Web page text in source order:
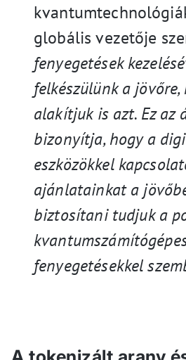
globális vezetője
fenyegetések
felkészülünk a
alakítjuk is azt. Ez az
bizonyítja, hogy a
eszközökkel
ajánlatainkat a
biztosítani tudjuk a
fenyegetésekkel